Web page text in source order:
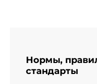
Нормы,
стандарты